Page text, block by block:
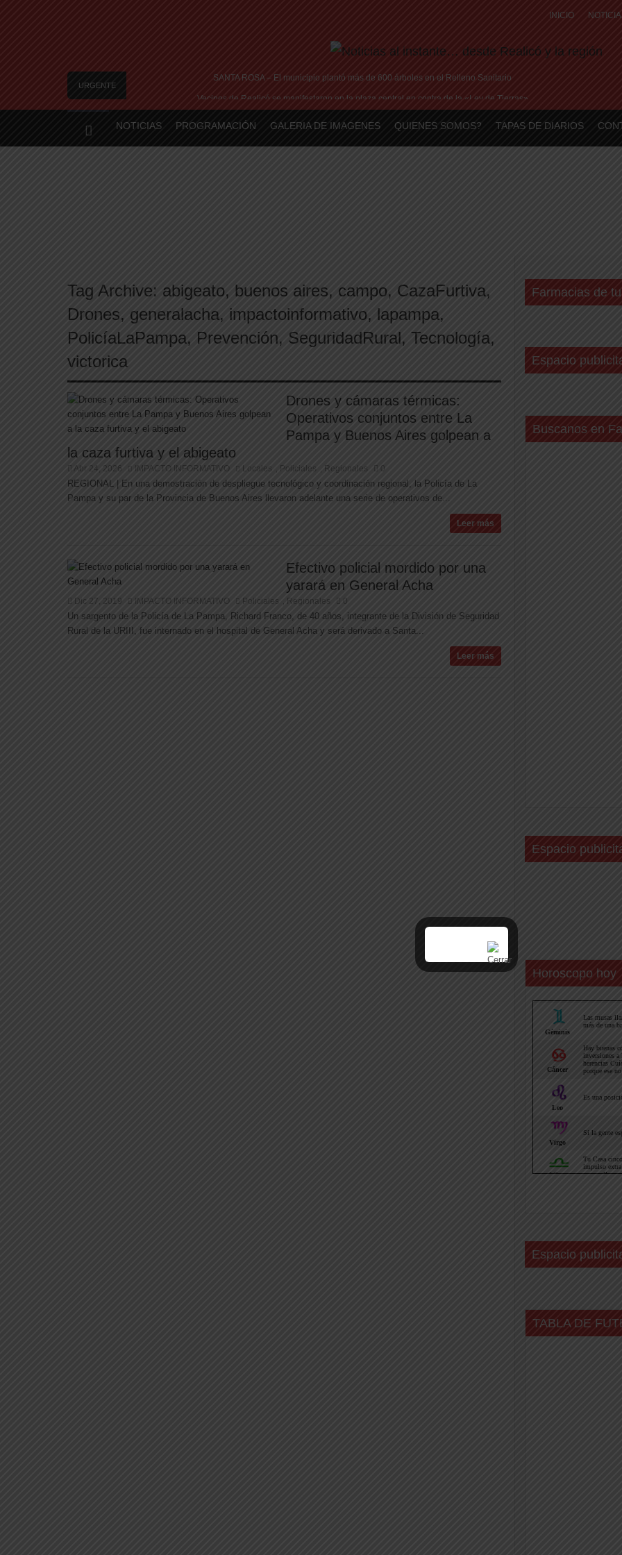
INICIO
URGENTE
SANTA ROSA – El municipio plantó más de 600 árboles en el Relleno Sanitario
Vecinos de Realicó se manifestaron en la plaza central en contra de la «Ley de Tierras»
River lo descartó y el pibe Jaime brilla en Peñarol de Montevideo: «¿Nos dieron a Messi?»
NOTICIAS PROGRAMACIÓN GALERIA DE IMAGENES QUIENES SOMOS? TAPAS DE DIARIOS
Tag Archive: abigeato, buenos aires, campo, CazaFurtiva,
Drones, generalacha, impactoinformativo, lapampa,
PolicíaLaPampa, Prevención, SeguridadRural, Tecnología,
victorica
Drones y cámaras térmicas:
Operativos conjuntos entre La
Pampa y Buenos Aires golpean a
la caza furtiva y el abigeato
Abr 24, 2026 IMPACTO INFORMATIVO Locales Policiales Regionales 0
REGIONAL | En una demostración de despliegue tecnológico y coordinación regional, la Policía de La
Pampa y su par de la Provincia de Buenos Aires llevaron adelante una serie de operativos de...
Leer más
Efectivo policial mordido por una
yarará en General Acha
Dic 27, 2019 IMPACTO INFORMATIVO Policiales Regionales 0
Un sargento de la Policía de La Pampa, Richard Franco, de 40 años, integrante de la División de Seguridad
Rural de la URIII, fue internado en el hospital de General Acha y será derivado a Santa...
Leer más
Farmacias de
Espacio
Buscanos en
Espacio
Horoscopo hoy
Espacio
TABLA DE